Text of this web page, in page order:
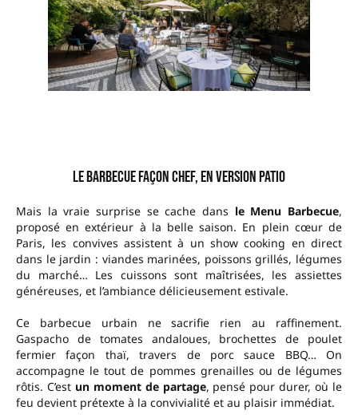
Le barbecue façon chef, en version patio
Mais la vraie surprise se cache dans le Menu Barbecue,
proposé en extérieur à la belle saison. En plein cœur de
Paris, les convives assistent à un show cooking en direct
dans le jardin : viandes marinées, poissons grillés, légumes
du marché… Les cuissons sont maîtrisées, les assiettes
généreuses, et l’ambiance délicieusement estivale.
Ce barbecue urbain ne sacrifie rien au raffinement.
Gaspacho de tomates andaloues, brochettes de poulet
fermier façon thaï, travers de porc sauce BBQ… On
accompagne le tout de pommes grenailles ou de légumes
rôtis. C’est un moment de partage, pensé pour durer, où le
feu devient prétexte à la convivialité et au plaisir immédiat.